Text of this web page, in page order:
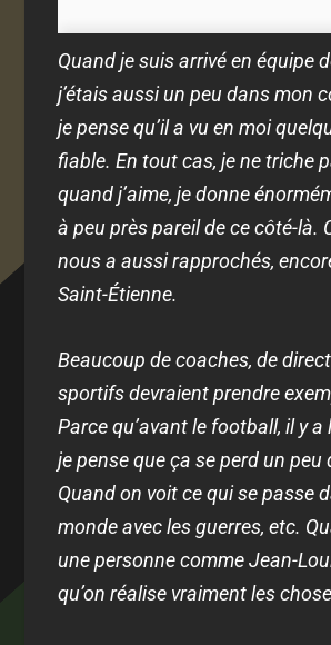
Quand je suis arrivé en équipe
j’étais aussi un peu dans mon
je pense qu’il a vu en moi
fiable. En tout cas, je ne triche
quand j’aime, je donne
à peu près pareil de ce côté-là.
nous a aussi rapprochés,
Saint-Étienne.
Beaucoup de coaches, de
sportifs devraient prendre
Parce qu’avant le football, il y a
je pense que ça se perd un peu
Quand on voit ce qui se passe
monde avec les guerres, etc.
une personne comme Jean-
qu’on réalise vraiment les